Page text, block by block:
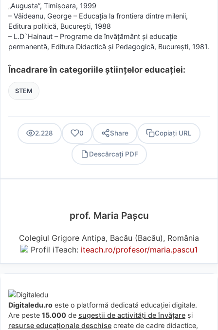
„Augusta”, Timişoara, 1999
– Văideanu, George – Educaţia la frontiera dintre milenii,
Editura politică, Bucureşti, 1988
– L.D`Hainaut – Programe de învăţământ şi educaţie
permanentă, Editura Didactică şi Pedagogică, Bucureşti, 1981.
Încadrare în categoriile științelor educației:
STEM
2.228 0 Share Copiați URL
Descărcați PDF
prof. Maria Pașcu
Colegiul Grigore Antipa, Bacău (Bacău), România
Profil iTeach: iteach.ro/profesor/maria.pascu1
Digitaledu.ro este o platformă dedicată educației digitale.
Are peste 15.000 de sugestii de activități de învățare și
resurse educaționale deschise create de cadre didactice,